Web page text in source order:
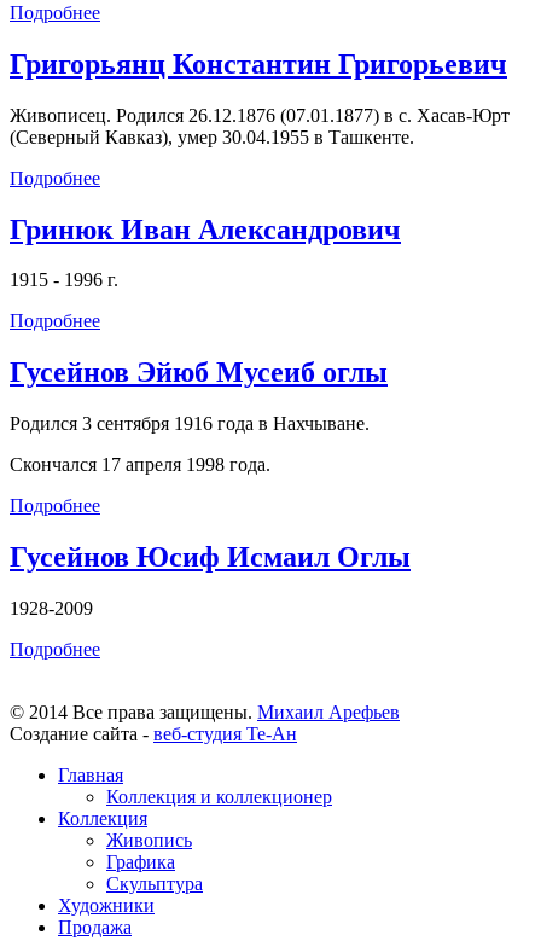
Подробнее
Григорьянц Константин Григорьевич
Живописец. Родился 26.12.1876 (07.01.1877) в с. Хасав-Юрт
(Северный Кавказ), умер 30.04.1955 в Ташкенте.
Подробнее
Гринюк Иван Александрович
1915 - 1996 г.
Подробнее
Гусейнов Эйюб Мусеиб оглы
Родился 3 сентября 1916 года в Нахчыване.
Скончался 17 апреля 1998 года.
Подробнее
Гусейнов Юсиф Исмаил Оглы
1928-2009
Подробнее
© 2014 Все права защищены. Михаил Арефьев
Создание сайта - веб-студия Те-Ан
Главная
Коллекция и коллекционер
Коллекция
Живопись
Графика
Скульптура
Художники
Продажа